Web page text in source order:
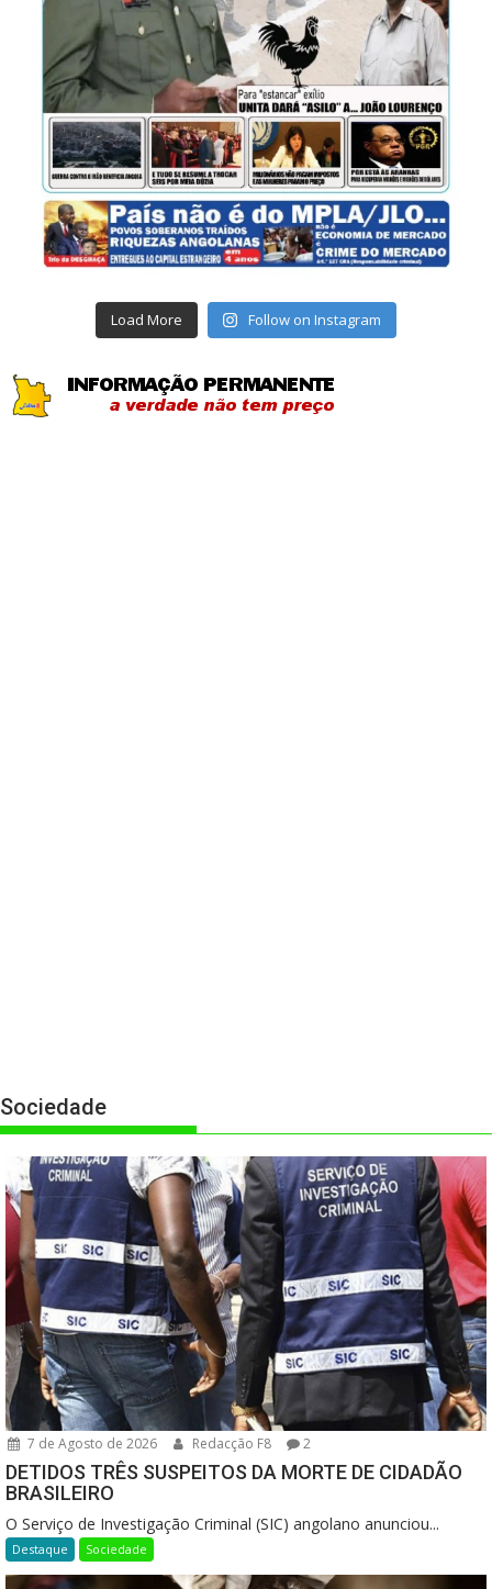
Load More Follow on Instagram
Sociedade
7 de Agosto de 2026 Redacção F8 2
DETIDOS TRÊS SUSPEITOS DA MORTE DE CIDADÃO
BRASILEIRO
O Serviço de Investigação Criminal (SIC) angolano anunciou...
Destaque Sociedade